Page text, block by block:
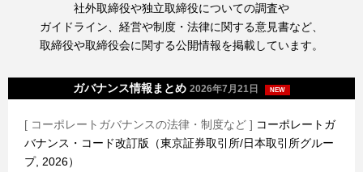
社外取締役や独立取締役についての調査や
ガイドライン、経営や制度・法律に関する意見書など、
取締役や取締役会に関する公開情報を掲載しています。
ガバナンス情報まとめ 2026年7月21日 NEW
[ コーポレートガバナンスの法律・制度など ] コーポレートガ
バナンス・コード改訂版（東京証券取引所/日本取引所グルー
プ, 2026）